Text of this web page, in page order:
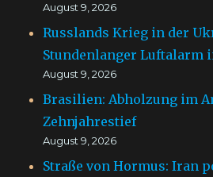
August 9, 2026
Russlands Krieg in der
Stundenlanger Luftalarm
August 9, 2026
Brasilien: Abholzung im
Zehnjahrestief
August 9, 2026
Straße von Hormus: Iran